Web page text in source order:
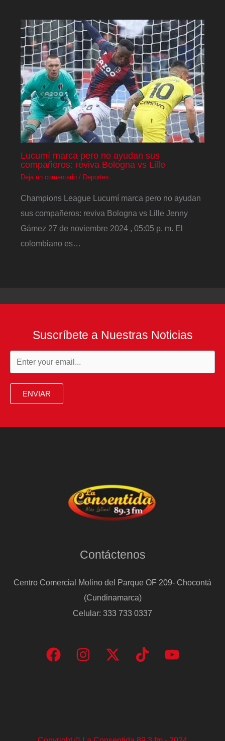
Lucumí marca pero no ayudan sus
compañeros: reviva Bologna vs Lille
Deja un comentario / Deportes
Champions League Lucumí marca pero no ayudan
sus compañeros: reviva Bologna vs Lille Jenny
Gámez 27 de noviembre 2024 , 05:05 p. m. El
colombiano es…
Suscríbete a Nuestras Noticias
ENVIAR
Contáctenos
Centro Comercial Molino del Parque OF 209- Chocontá
(Cundinamarca)
Celular: 333 733 0337